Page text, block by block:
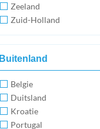
Zeeland
Zuid-Holland
Buitenland
Belgie
Duitsland
Kroatie
Portugal